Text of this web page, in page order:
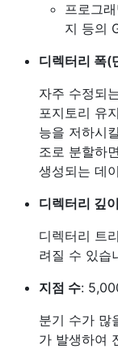
프로그
지 등의
디렉터리 폭(
자주 수정되
포지토리 유
능을 저하시
조로 분할하
생성되는 데
디렉터리 깊이
디렉터리 트
려질 수 있습
지점 수:
분기 수가 많
가 발생하여